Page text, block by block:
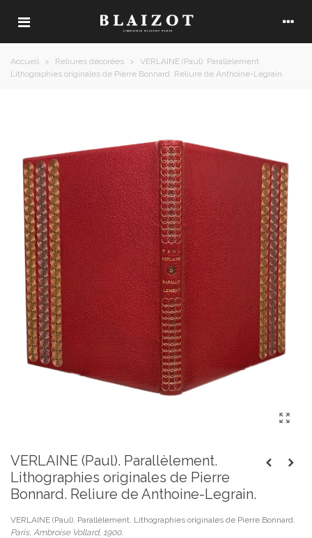
Accueil > Reliures décorées >
VERLAINE (Paul). Parallèlement.
Lithographies originales de Pierre Bonnard. Reliure de Anthoine-Legrain.
VERLAINE (Paul). Parallèlement.
Lithographies originales de Pierre
Bonnard. Reliure de Anthoine-Legrain.
VERLAINE (Paul). Parallèlement. Lithographies originales de Pierre Bonnard.
Paris, Ambroise Vollard, 1900.